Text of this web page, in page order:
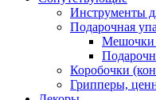
Инструменты
Подарочная
Мешочки
Коробочки
Грипперы,